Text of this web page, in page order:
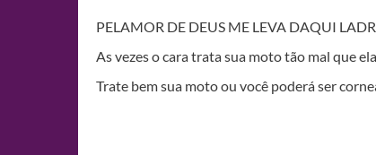
PELAMOR DE DEUS ME LEVA DAQUI
As vezes o cara trata sua moto tão mal que
Trate bem sua moto ou você poderá ser